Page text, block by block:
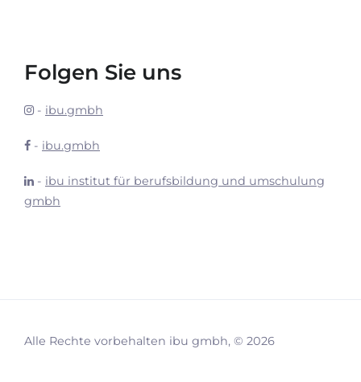
Folgen Sie uns
- ibu.gmbh
- ibu.gmbh
- ibu institut für berufsbildung und umschulung
gmbh
Alle Rechte vorbehalten ibu gmbh, © 2026